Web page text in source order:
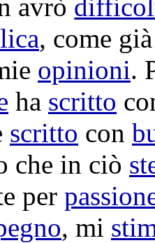
avrò
, come
opinioni.
ha scritto
scritto con
che in ciò
per
, mi